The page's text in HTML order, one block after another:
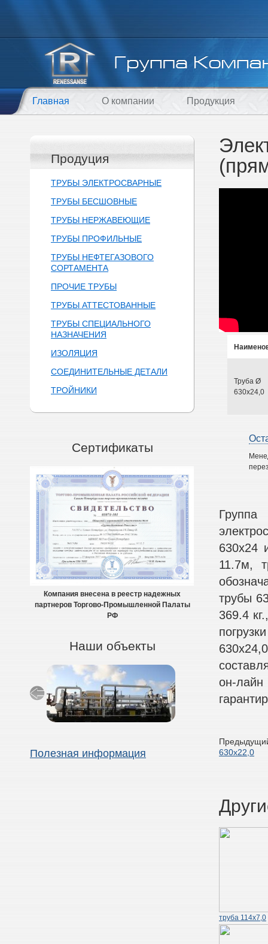
Главная О компании Продукция
Продуция
ТРУБЫ ЭЛЕКТРОСВАРНЫЕ
ТРУБЫ БЕСШОВНЫЕ
ТРУБЫ НЕРЖАВЕЮЩИЕ
ТРУБЫ ПРОФИЛЬНЫЕ
ТРУБЫ НЕФТЕГАЗОВОГО
СОРТАМЕНТА
ПРОЧИЕ ТРУБЫ
ТРУБЫ АТТЕСТОВАННЫЕ
ТРУБЫ СПЕЦИАЛЬНОГО
НАЗНАЧЕНИЯ
ИЗОЛЯЦИЯ
СОЕДИНИТЕЛЬНЫЕ ДЕТАЛИ
ТРОЙНИКИ
Сертификаты
Компания внесена в реестр надежных
партнеров Торгово-Промышленной Палаты
РФ
Наши объекты
Полезная информация
Труба Ø
630х24,0
Группа
630х24
11.7м,
трубы
369.4
он-лайн
630х22,0
труба 114х7,0